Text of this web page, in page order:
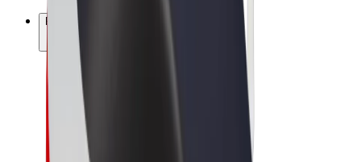
Prodotti
Corse
Monopattini
Bolt Market
Bolt Food